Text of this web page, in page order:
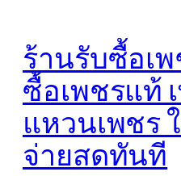
content
ร้านรับซื้อเพ
ซื้อเพชรแท้
แหวนเพชร
จ่ายสดทันที